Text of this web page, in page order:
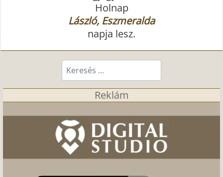
Holnap
László, Eszmeralda
napja lesz.
Keresés...
Reklám